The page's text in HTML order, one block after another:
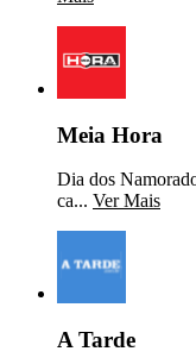
Meia Hora
Dia dos
ca... Ver Mais
A Tarde